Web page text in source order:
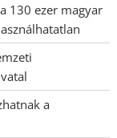
130 ezer magyar
a